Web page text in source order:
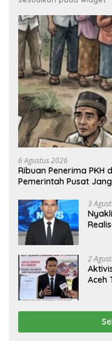
6 Agustus 2026
Ribuan Penerima PKH
Pemerintah Pusat
3
2
Aceh